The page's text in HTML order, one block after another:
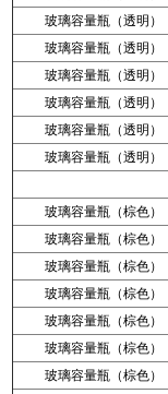
玻璃容量瓶（透明）
玻璃容量瓶（透明）
玻璃容量瓶（透明）
玻璃容量瓶（透明）
玻璃容量瓶（透明）
玻璃容量瓶（透明）
玻璃容量瓶（棕色）
玻璃容量瓶（棕色）
玻璃容量瓶（棕色）
玻璃容量瓶（棕色）
玻璃容量瓶（棕色）
玻璃容量瓶（棕色）
玻璃容量瓶（棕色）